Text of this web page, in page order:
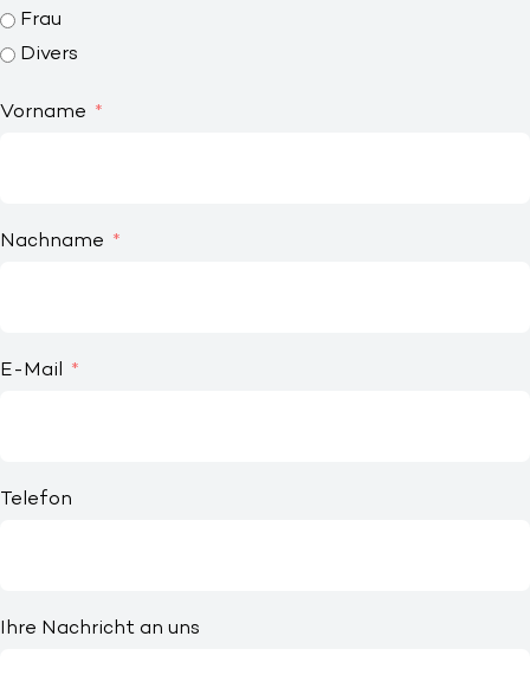
Frau
Divers
Vorname
Nachname
E-Mail
Telefon
Ihre Nachricht an uns